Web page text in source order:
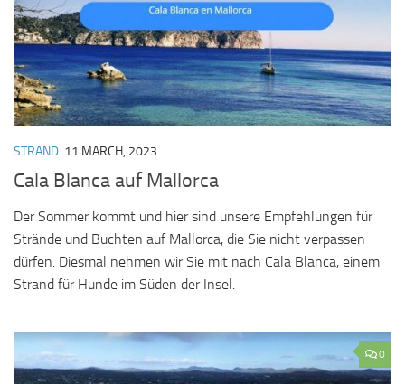
STRAND 11 MARCH, 2023
Cala Blanca auf Mallorca
Der Sommer kommt und hier sind unsere Empfehlungen für
Strände und Buchten auf Mallorca, die Sie nicht verpassen
dürfen. Diesmal nehmen wir Sie mit nach Cala Blanca, einem
Strand für Hunde im Süden der Insel.
0